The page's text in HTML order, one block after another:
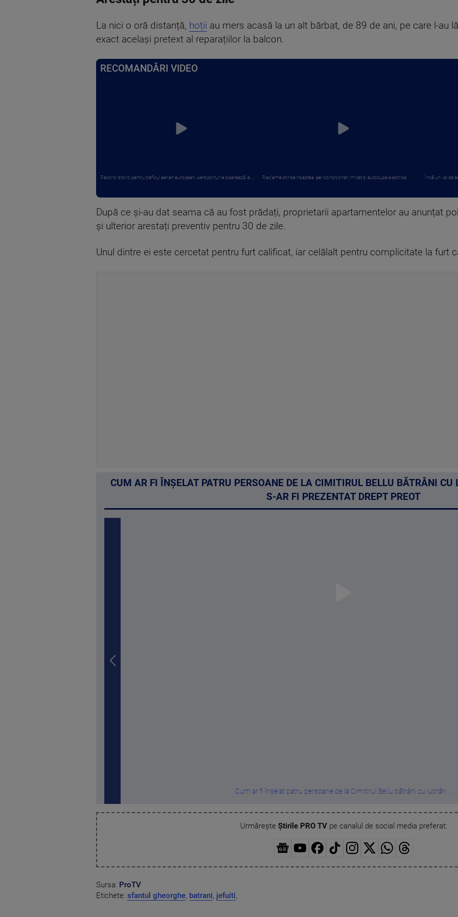
La nici o oră distanță, hoții au mers acasă la un alt bărbat, de 89 de ani, pe care l-au
exact același pretext al reparațiilor la balcon.
RECOMANDĂRI VIDEO
Record istoric pentru traficul aerian european. Aeroporturile operează la ... Reclame stinse noaptea, aer condiționat limitat și autobuze electrice ... Încă un val de
După ce și-au dat seama că au fost prădați, proprietarii apartamentelor au anunțat
și ulterior arestați preventiv pentru 30 de zile.
Unul dintre ei este cercetat pentru furt calificat, iar celălalt pentru complicitate la furt
CUM AR FI ÎNȘELAT PATRU PERSOANE DE LA CIMITIRUL BELLU BĂTRÂNI CU
S-AR FI PREZENTAT DREPT PREOT
Cum ar fi înșelat patru persoane de la Cimitirul Bellu bătrâni cu lucrări ...
Urmărește Știrile PRO TVpe canalul de social media preferat:
Sursa: ProTV
Etichete: sfantul gheorghe, batrani, jefuiti,